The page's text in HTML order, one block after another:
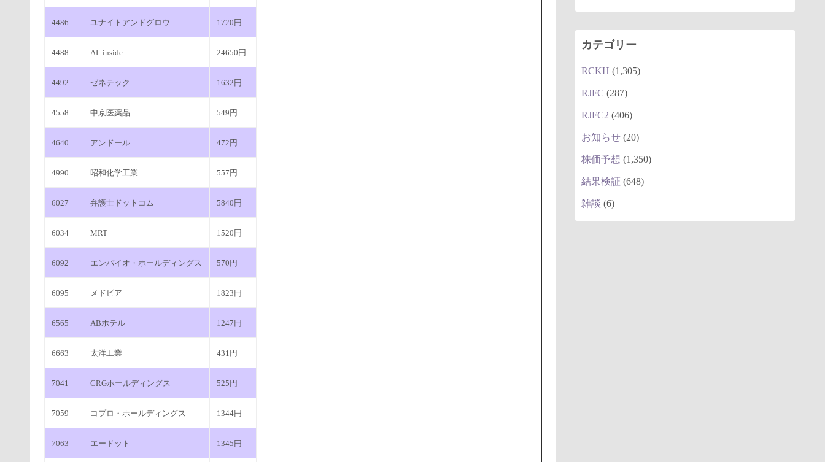
4486 ユナイトアンドグロウ 1720円
4488 AI_inside 24650円
4492 ゼネテック 1632円
4558 中京医薬品 549円
4640 アンドール 472円
4990 昭和化学工業 557円
6027 弁護士ドットコム 5840円
6034 MRT 1520円
6092 エンバイオ・ホールディングス 570円
6095 メドピア 1823円
6565 ABホテル 1247円
6663 太洋工業 431円
7041 CRGホールディングス 525円
7059 コプロ・ホールディングス 1344円
7063 エードット 1345円
カテゴリー
RCKH (1,305)
RJFC (287)
RJFC2 (406)
お知らせ (20)
株価予想 (1,350)
結果検証 (648)
雑談 (6)